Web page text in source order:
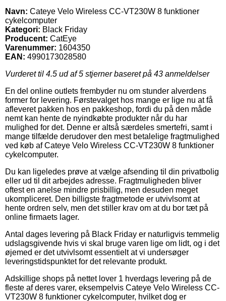
Navn: Cateye Velo Wireless CC-VT230W 8 funktioner
cykelcomputer
Kategori: Black Friday
Producent: CatEye
Varenummer: 1604350
EAN: 4990173028580
Vurderet til 4.5 ud af 5 stjerner baseret på 43 anmeldelser
En del online outlets frembyder nu om stunder alverdens
former for levering. Førstevalget hos mange er lige nu at få
afleveret pakken hos en pakkeshop, fordi du på den måde
nemt kan hente de nyindkøbte produkter når du har
mulighed for det. Denne er altså særdeles smertefri, samt i
mange tilfælde derudover den mest betalelige fragtmulighed
ved køb af Cateye Velo Wireless CC-VT230W 8 funktioner
cykelcomputer.
Du kan ligeledes prøve at vælge afsending til din privatbolig
eller ud til dit arbejdes adresse. Fragtmuligheden bliver
oftest en anelse mindre prisbillig, men desuden meget
ukompliceret. Den billigste fragtmetode er utvivlsomt at
hente ordren selv, men det stiller krav om at du bor tæt på
online firmaets lager.
Antal dages levering på Black Friday er naturligvis temmelig
udslagsgivende hvis vi skal bruge varen lige om lidt, og i det
øjemed er det utvivlsomt essentielt at vi undersøger
leveringstidspunktet for det relevante produkt.
Adskillige shops på nettet lover 1 hverdags levering på de
fleste af deres varer, eksempelvis Cateye Velo Wireless CC-
VT230W 8 funktioner cykelcomputer, hvilket dog er